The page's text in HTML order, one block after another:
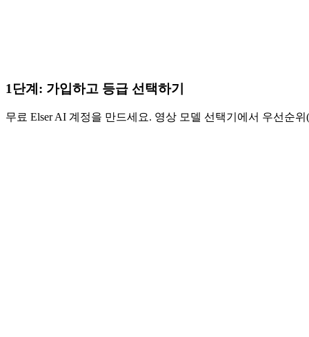
1단계: 가입하고 등급 선택하기
무료 Elser AI 계정을 만드세요. 영상 모델 선택기에서 우선순